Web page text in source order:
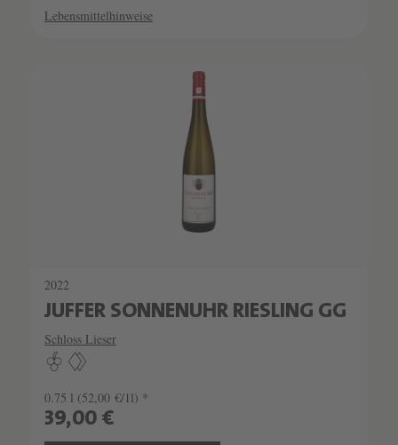
Lebensmittelhinweise
2022
JUFFER SONNENUHR RIESLING GG
Schloss Lieser
0.75 l (52,00 €/1l) *
39,00 €